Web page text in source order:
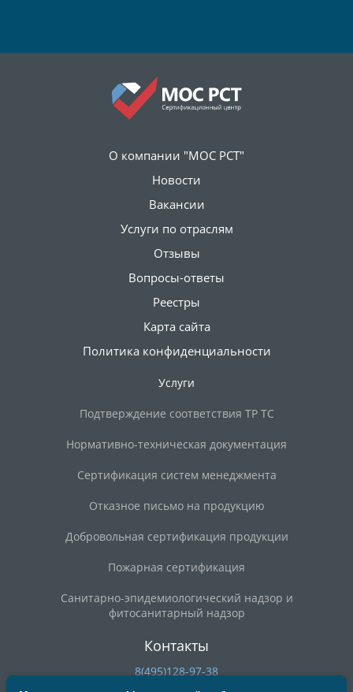
О компании "МОС РСТ"
Новости
Вакансии
Услуги по отраслям
Отзывы
Вопросы-ответы
Реестры
Карта сайта
Политика конфиденциальности
Услуги
Подтверждение соответствия ТР ТС
Нормативно-техническая документация
Сертификация систем менеджмента
Отказное письмо на продукцию
Добровольная сертификация продукции
Пожарная сертификация
Санитарно-эпидемиологический надзор и
фитосанитарный надзор
Контакты
8(495)128-97-38